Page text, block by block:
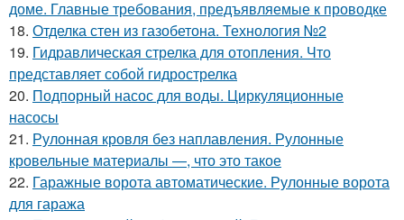
доме. Главные требования, предъявляемые к проводке
18. Отделка стен из газобетона. Технология №2
19. Гидравлическая стрелка для отопления. Что
представляет собой гидрострелка
20. Подпорный насос для воды. Циркуляционные
насосы
21. Рулонная кровля без наплавления. Рулонные
кровельные материалы —, что это такое
22. Гаражные ворота автоматические. Рулонные ворота
для гаража